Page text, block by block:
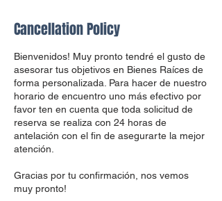
Cancellation Policy
Bienvenidos! Muy pronto tendré el gusto de
asesorar tus objetivos en Bienes Raíces de
forma personalizada. Para hacer de nuestro
horario de encuentro uno más efectivo por
favor ten en cuenta que toda solicitud de
reserva se realiza con 24 horas de
antelación con el fin de asegurarte la mejor
atención.
Gracias por tu confirmación, nos vemos
muy pronto!